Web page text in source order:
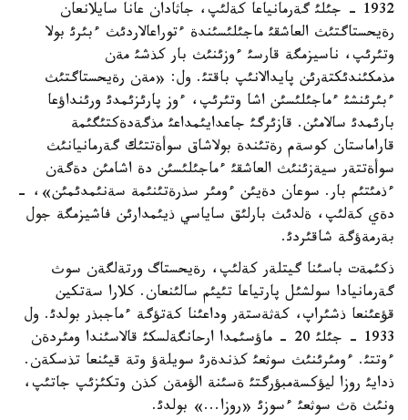
1932 - جئلئ گةرمانياعا كةلئپ، جاثادان عانا سايلانعان
رةيحستاگتئث العاشقئ ماجئلئسئندة ءتوراعالاردئث ءبئرئ بولا
وتئرئپ، ناسيزمگة قارسئ ءوزئنئث بار كذشئ مةن
مذمكئندئكتةرئن پايدالانئپ باقتئ. ول: «مةن رةيحستاگتئث
ءبئرئنشئ ءماجئلئسئن اشا وتئرئپ، ءوز پارئزئمدئ ورئنداؤعا
بارئمدئ سالامئن. قازئرگئ جاعدايئمداعئ مذگةدةكتئگئمة
قاراماستان كوسةم رةتئندة بولاشاق سوأةتتئك گةرمانيانئث
سوأةتتةر سيةزئنئث العاشقئ ءماجئلئسئن دة اشامئن دةگةن
ءذمئتئم بار. سوعان دةيئن ءومئر سذرةتئنئمة سةنئمدئمئن»، -
دةي كةلئپ، ةلدئث بارلئق ساياسي ذيئمدارئن فاشيزمگة جول
بةرمةؤگة شاقئردئ.
ذكئمةت باسئنا گيتلةر كةلئپ، رةيحستاگ ورتةلگةن سوث
گةرمانيادا سولشئل پارتياعا تئيئم سالئنعان. كلارا سةتكين
قؤعئنعا ذشئراپ، كةثةستةر وداعئنا كةتؤگة ءماجبذر بولدئ. ول
1933 - جئلئ 20 - ماؤسئمدا ارحانگةلسكئ قالاسئندا ومئردةن
ءوتتئ. ءومئرئنئث سوثعئ كذندةرئ سويلةؤ وتة قيئنعا تذسكةن.
ذدايئ روزا ليؤكسةمبؤرگتئ ةسئنة الؤمةن كذن وتكئزئپ جاتئپ،
ونئث ةث سوثعئ ءسوزئ «روزا...» بولدئ.